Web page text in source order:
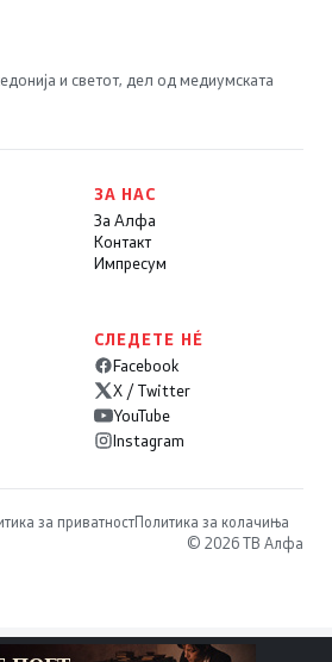
и светот, дел од медиумската
ЗА НАС
За Алфа
Контакт
Импресум
СЛЕДЕТЕ НÉ
Facebook
X / Twitter
YouTube
Instagram
за приватностПолитика за колачиња
© 2026 ТВ Алфа